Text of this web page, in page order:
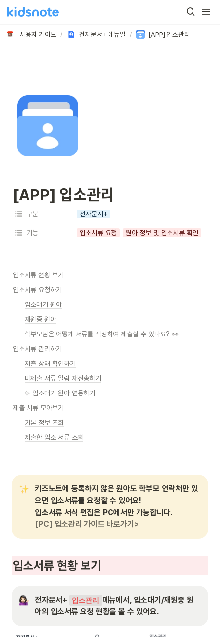
사용자 가이드 / 전자문서+ 메뉴얼 / [APP] 입소관리
[APP] 입소관리
구분 전자문서+
기능 입소서류 요청 원아 정보 및 입소서류 확인
입소서류 현황 보기
입소서류 요청하기
입소대기 원아
재원중 원아
학부모님은 어떻게 서류를 작성하여 제출할 수 있나요? 👀
입소서류 관리하기
제출 상태 확인하기
미제출 서류 알림 재전송하기
✨ 입소대기 원아 연동하기
제출 서류 모아보기
기본 정보 조회
제출한 입소 서류 조회
키즈노트에 등록하지 않은 원아도 학부모 연락처만 있
으면 입소서류를 요청할 수 있어요!
[PC] 입소관리 가이드 바로가기>
입소서류 현황 보기
전자문서+ 입소관리
메뉴에서, 입소대기/재원중 원
아의 입소서류 요청 현황을 볼 수 있어요.